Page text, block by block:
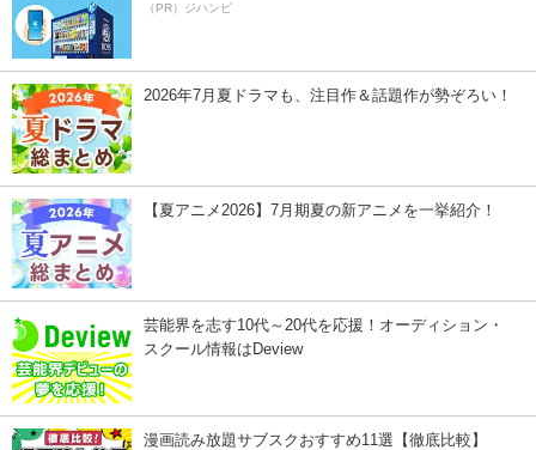
（PR）ジハンピ
2026年7月夏ドラマも、注目作＆話題作が勢ぞろい！
【夏アニメ2026】7月期夏の新アニメを一挙紹介！
芸能界を志す10代～20代を応援！オーディション・
スクール情報はDeview
漫画読み放題サブスクおすすめ11選【徹底比較】